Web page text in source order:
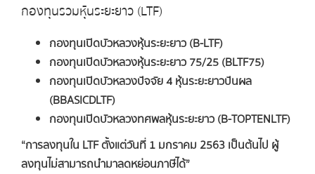
กองทุนรวมหุ้นระยะยาว (LTF)
กองทุนเปิดบัวหลวงหุ้นระยะยาว (B-LTF)
กองทุนเปิดบัวหลวงหุ้นระยะยาว 75/25 (BLTF75)
กองทุนเปิดบัวหลวงปัจจัย 4 หุ้นระยะยาวปันผล
(BBASICDLTF)
กองทุนเปิดบัวหลวงทศพลหุ้นระยะยาว (B-TOPTENLTF)
“การลงทุนใน LTF ตั้งแต่วันที่ 1 มกราคม 2563 เป็นต้นไป ผู้
ลงทุนไม่สามารถนำมาลดหย่อนภาษีได้”